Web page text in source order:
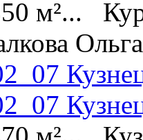
м²...
Ольга